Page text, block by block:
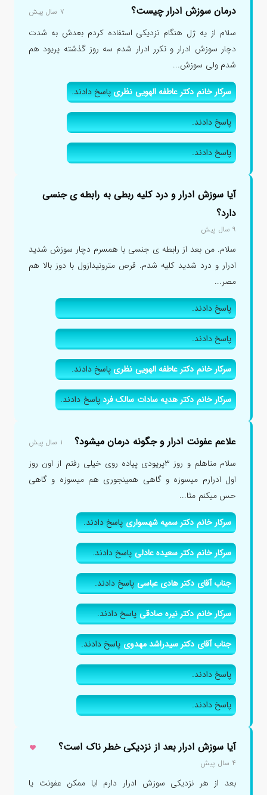
درمان سوزش ادرار چیست؟ ۷ سال پیش
سلام از یه ژل هنگام نزدیکی استفاده کردم بعدش به شدت
دچار سوزش ادرار و تکرر ادرار شدم سه روز گذشته پریود هم
شدم ولی سوزش...
سرکار خانم دکتر عاطفه الهویی نظریپاسخ دادند.
پاسخ دادند.
پاسخ دادند.
آیا سوزش ادرار و درد کلیه ربطی به رابطه ی جنسی
دارد؟
۹ سال پیش
سلام. من بعد از رابطه ی جنسی با همسرم دچار سوزش شدید
ادرار و درد شدید کلیه شدم. قرص مترونیدازول با دوز بالا هم
مصر...
پاسخ دادند.
پاسخ دادند.
سرکار خانم دکتر عاطفه الهویی نظریپاسخ دادند.
سرکار خانم دکتر هدیه سادات سالک فردپاسخ دادند.
علاعم عفونت ادرار و جگونه درمان میشود؟ ۱ سال پیش
سلام متاهلم و روز ۳پریودی پیاده روی خیلی رفتم از اون روز
اول ادرارم میسوزه و گاهی همینجوری هم میسوزه و گاهی
حس میکنم مثا...
سرکار خانم دکتر سمیه شهسواریپاسخ دادند.
سرکار خانم دکتر سعیده عادلیپاسخ دادند.
جناب آقای دکتر هادی عباسیپاسخ دادند.
سرکار خانم دکتر نیره صادقیپاسخ دادند.
جناب آقای دکتر سیدراشد مهدویپاسخ دادند.
پاسخ دادند.
پاسخ دادند.
آیا سوزش ادرار بعد از نزدیکی خطر ناک است؟
۴ سال پیش
بعد از هر نزدیکی سوزش ادرار دارم ایا ممکن عفونت یا